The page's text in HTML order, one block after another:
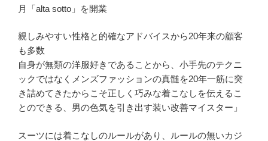
月「alta sotto」を開業
親しみやすい性格と的確なアドバイスから20年来の顧客
も多数
自身が無類の洋服好きであることから、小手先のテクニ
ックではなくメンズファッションの真髄を20年一筋に突
き詰めてきたからこそ正しく巧みな着こなしを伝えるこ
とのできる、男の色気を引き出す装い改善マイスター」
スーツには着こなしのルールがあり、ルールの無いカジ